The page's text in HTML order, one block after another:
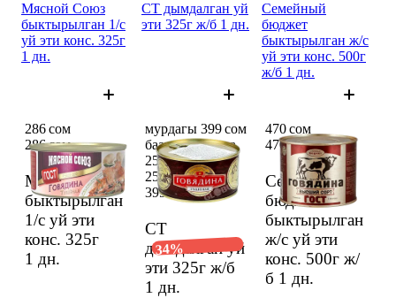
Мясной Союз
быктырылган 1/с
уй эти конс. 325г
1 дн.
Мясной Союз
быктырылган
1/с уй эти
конс. 325г
1 дн.
286 сом
286 сом
СТ дымдалган уй
эти 325г ж/б 1 дн.
СТ
дымдалган уй
эти 325г ж/б
1 дн.
мурдагы 399 сом
баанын ордуна
259,5 сом
259,5 сом
399 сом
34%
Семейный
бюджет
быктырылган ж/с
уй эти конс. 500г
ж/б 1 дн.
Семейный
бюджет
быктырылган
ж/с уй эти
конс. 500г ж/
б 1 дн.
470 сом
470 сом